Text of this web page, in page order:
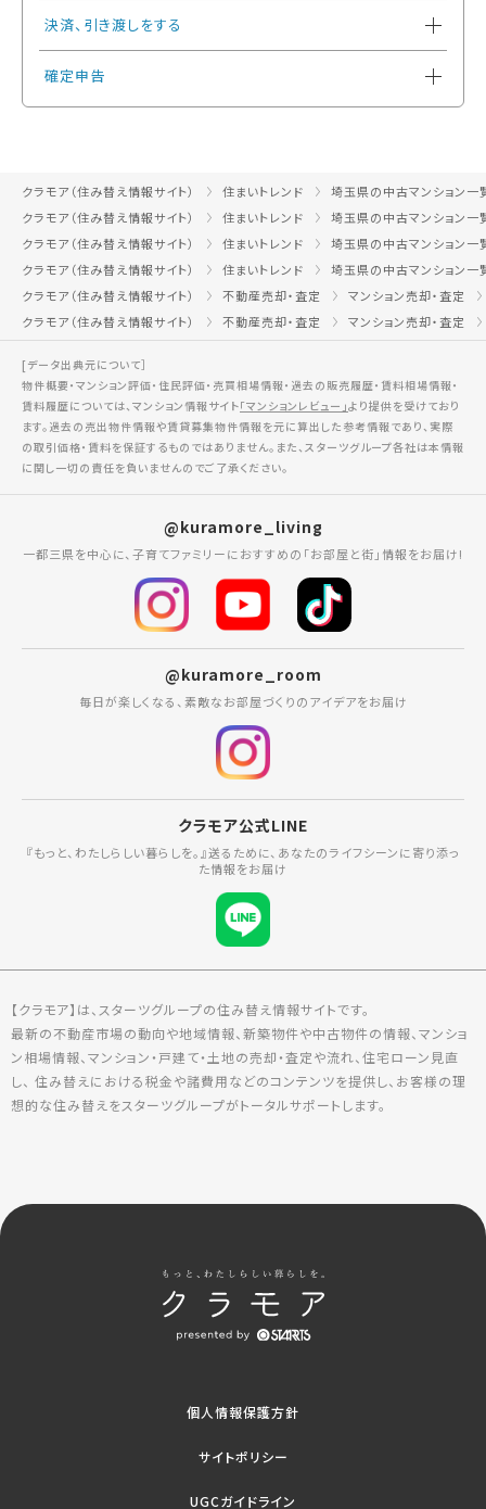
決済、引き渡しをする
確定申告
クラモア（住み替え情報サイト） 住まいトレンド
埼玉県の中古マンション一
クラモア（住み替え情報サイト）
住まいトレンド
埼玉県の中古マンション一
クラモア（住み替え情報サイト）
住まいトレンド
埼玉県の中古マンション一
クラモア（住み替え情報サイト）
住まいトレンド
埼玉県の中古マンション一
クラモア（住み替え情報サイト）
不動産売却・査定
マンション売却・査定
クラモア（住み替え情報サイト）
不動産売却・査定 マンション売却・査定
[データ出典元について］
物件概要・マンション評価・住民評価・売買相場情報・過去の販売履歴・賃料相場情報・
賃料履歴については、マンション情報サイト「マンションレビュー」より提供を受けており
ます。過去の売出物件情報や賃貸募集物件情報を元に算出した参考情報であり、実際
の取引価格・賃料を保証するものではありません。また、スターツグループ各社は本情報
に関し一切の責任を負いませんのでご了承ください。
@kuramore_living
一都三県を中心に、子育てファミリーにおすすめの「お部屋と街」情報をお届け!
@kuramore_room
毎日が楽しくなる、素敵なお部屋づくりのアイデアをお届け
クラモア公式LINE
『もっと、わたしらしい暮らしを。』送るために、あなたのライフシーンに寄り添っ
た情報をお届け
【クラモア】は、スターツグループの住み替え情報サイトです。
最新の不動産市場の動向や地域情報、新築物件や中古物件の情報、マンショ
ン相場情報、マンション・戸建て・土地の売却・査定や流れ、住宅ローン見直
し、 住み替えにおける税金や諸費用などのコンテンツを提供し、お客様の理
想的な住み替えをスターツグループがトータルサポートします。
個人情報保護方針
サイトポリシー
UGCガイドライン